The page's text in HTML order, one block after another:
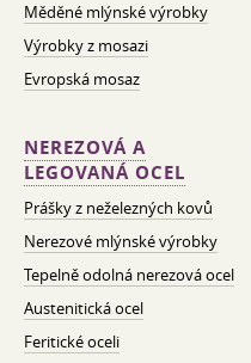
Měděné mlýnské výrobky
Výrobky z mosazi
Evropská mosaz
NEREZOVÁ A
LEGOVANÁ OCEL
Prášky z neželezných kovů
Nerezové mlýnské výrobky
Tepelně odolná nerezová ocel
Austenitická ocel
Feritické oceli